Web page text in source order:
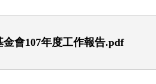
會107年度工作報告.pdf